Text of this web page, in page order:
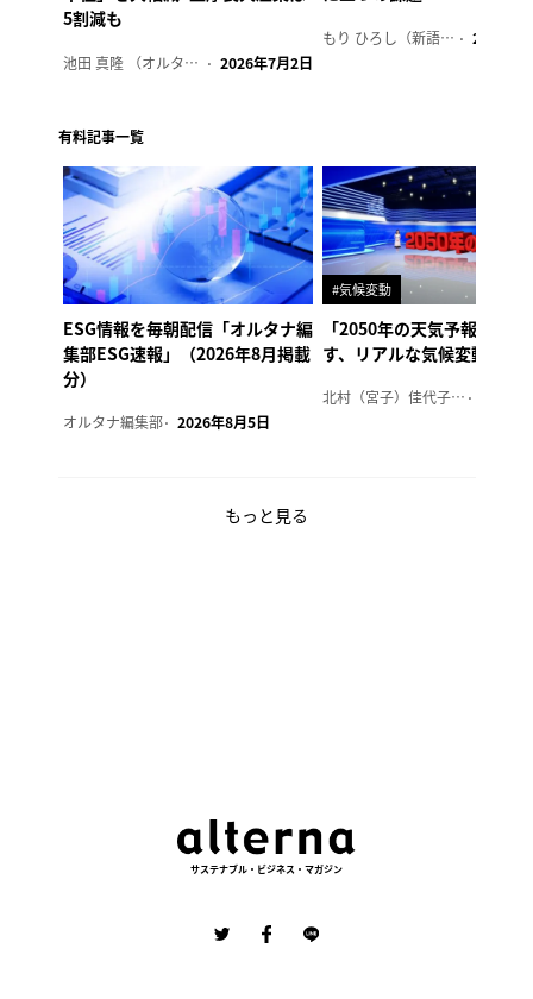
5割減も
池田 真隆 （オルタナ輪番編集長） 2026年7月2日
もり ひろし（新語ウォッチャー） 2023年7
有料記事一覧
ESG情報を毎朝配信「オルタナ編
集部ESG速報」（2026年8月掲載
分）
オルタナ編集部 2026年8月5日
#気候変動
「2050年の天気予報 Ver.2
す、リアルな気候変動の影
北村（宮子）佳代子（オルタナ輪番編集長）
もっと見る
サステナブル・ビジネス・マガジン